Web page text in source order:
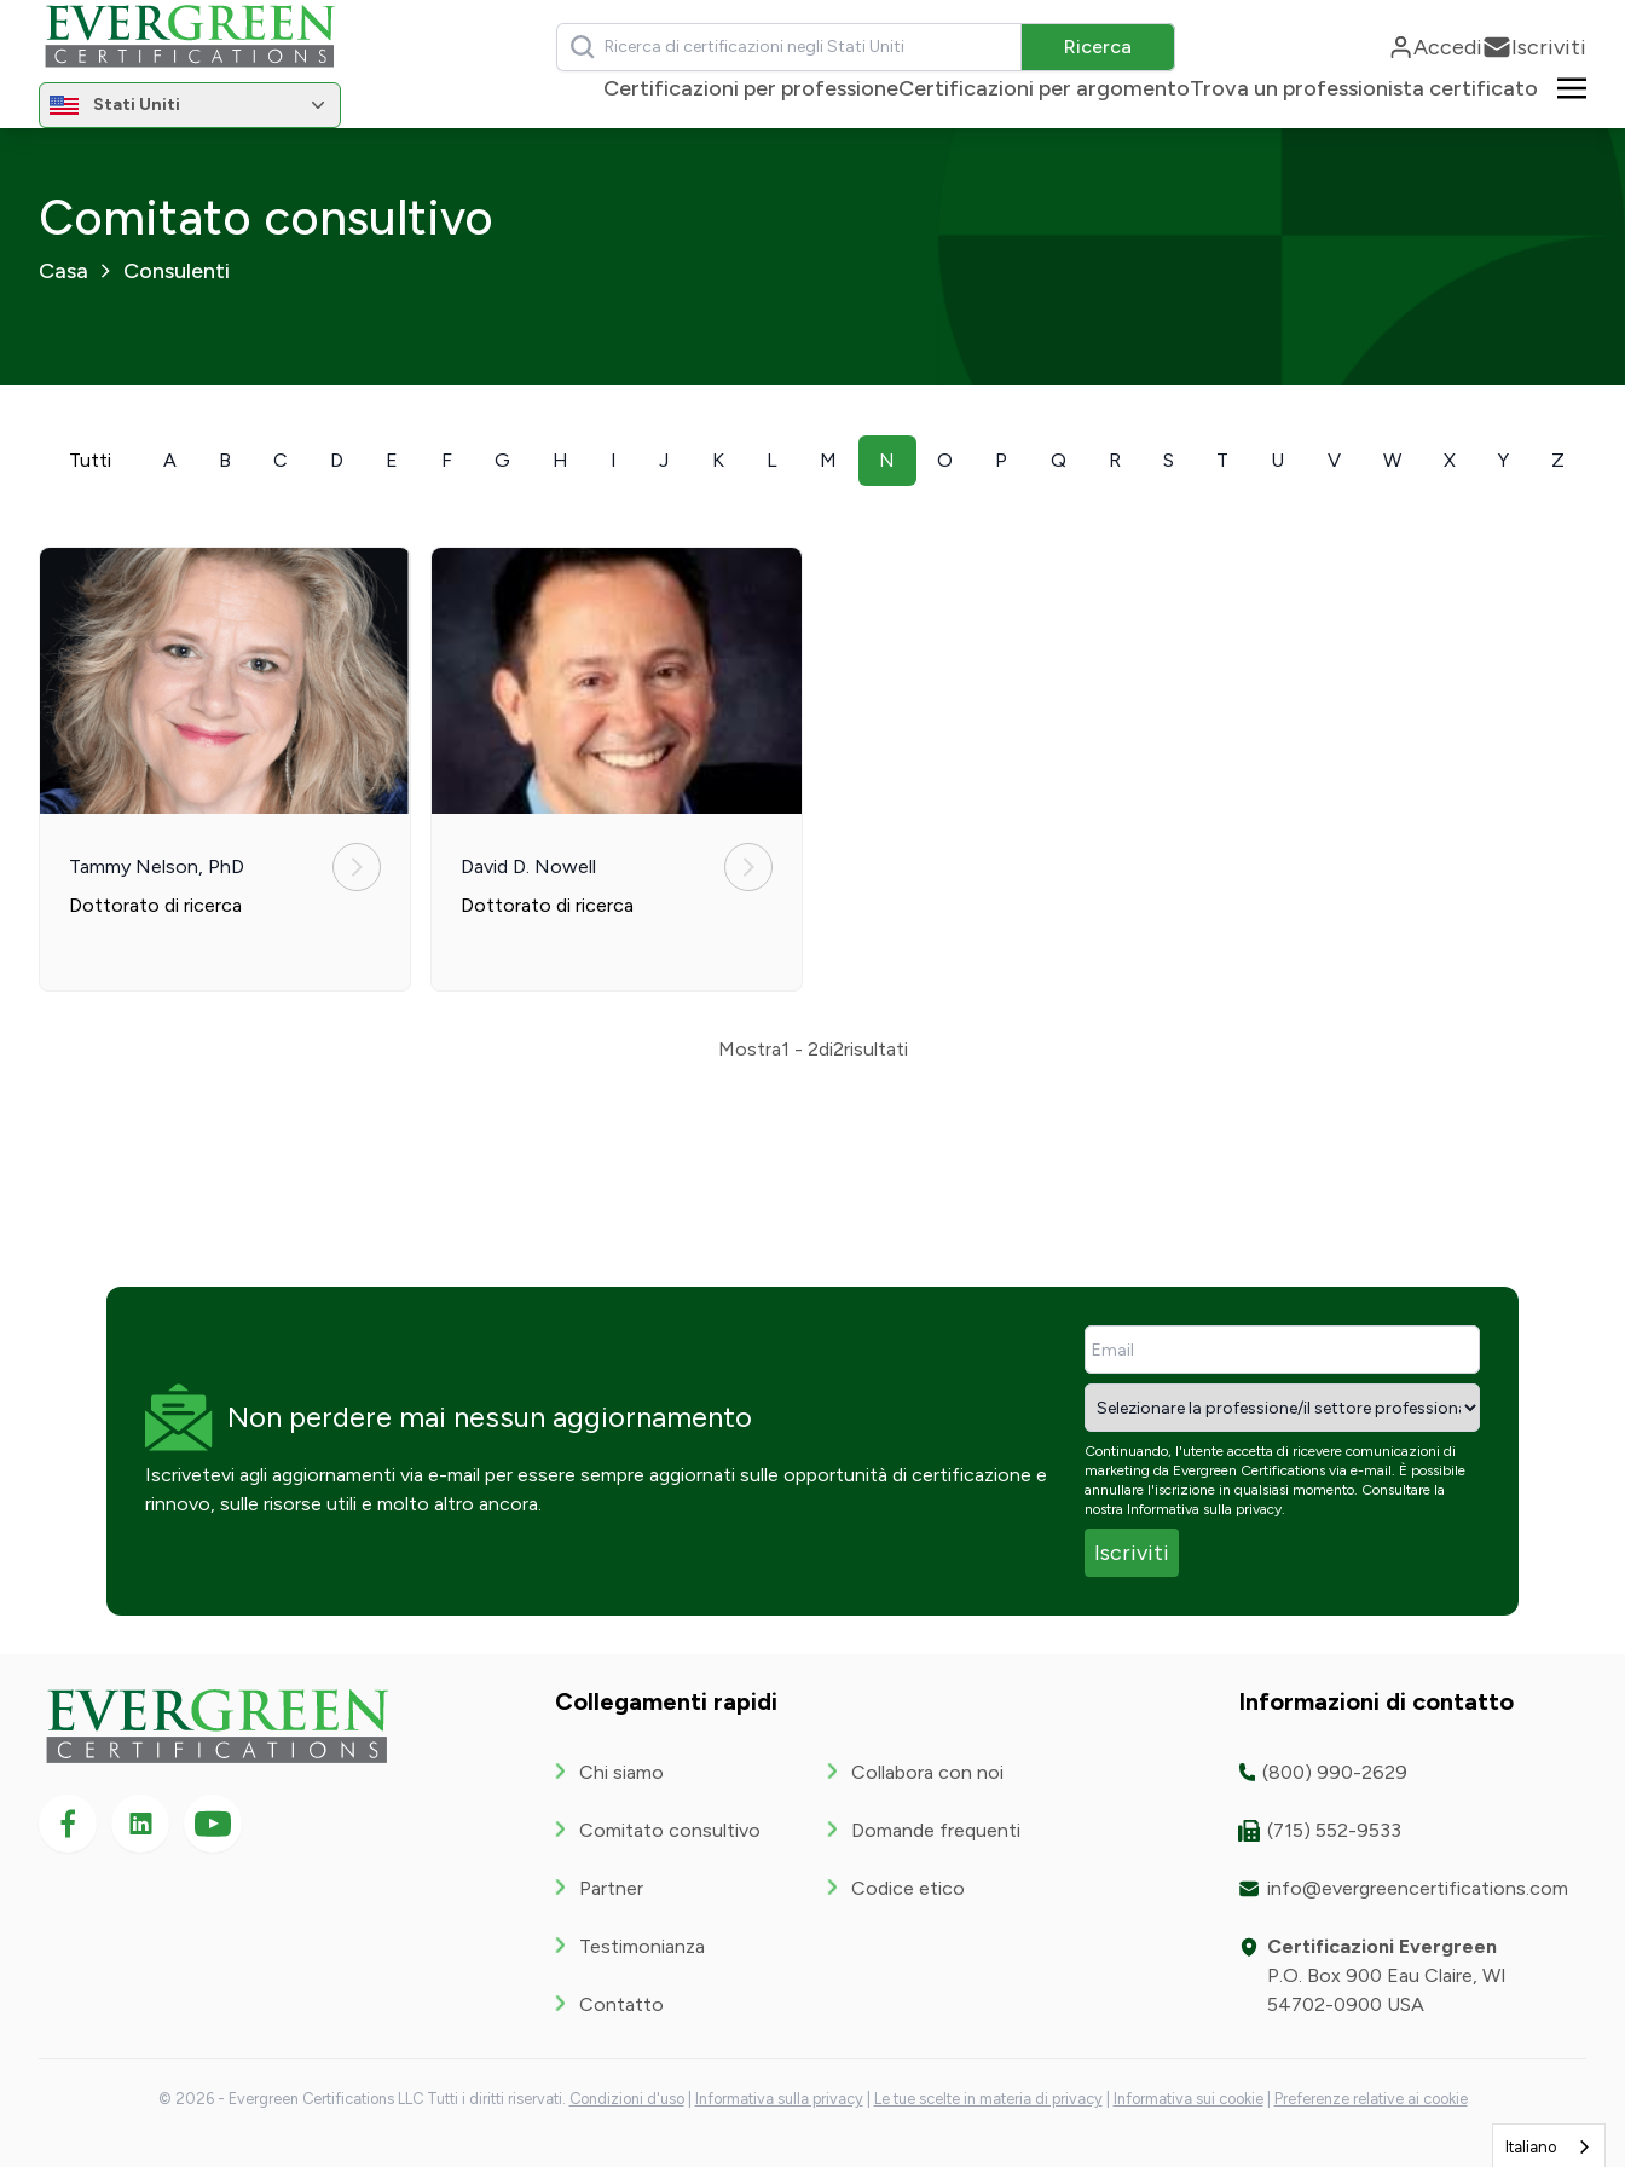
Cambia regione
Stati Uniti
Cambia regione
Ricerca Ricerca Accedi
Iscriviti
Certificazioni per professioneCertificazioni per argomentoTrova un professionista certificato
Comitato consultivo
Casa Consulenti
Tutti A B C D E F G H I J K L M N O P Q R S T U V W X Y Z
Tammy Nelson, PhD
Dottorato di ricerca
David D. Nowell
Dottorato di ricerca
Mostra1 - 2di2risultati
Non perdere mai nessun aggiornamento
Iscrivetevi agli aggiornamenti via e-mail per essere sempre aggiornati sulle opportunità di certificazione e
rinnovo, sulle risorse utili e molto altro ancora.
Continuando, l'utente accetta di ricevere comunicazioni di
marketing da Evergreen Certifications via e-mail. È possibile
annullare l'iscrizione in qualsiasi momento. Consultare la
nostra Informativa sulla privacy.
Seguici su Facebook
Seguici su LinkedIn
Seguici
su
Collegamenti rapidi
Chi siamo
Comitato consultivo
Partner
Testimonianza
Contatto
Collabora con noi
Domande frequenti
Codice etico
Informazioni di contatto
(800) 990-2629
(715) 552-9533
info@evergreencertifications.com
Certificazioni Evergreen
P.O. Box 900 Eau Claire, WI
54702-0900 USA
© 2026 - Evergreen Certifications LLC Tutti i diritti riservati. Condizioni d'uso| Informativa sulla privacy| Le tue scelte in materia di privacy| Informativa sui cookie| Preferenze relative ai cookie
Italiano